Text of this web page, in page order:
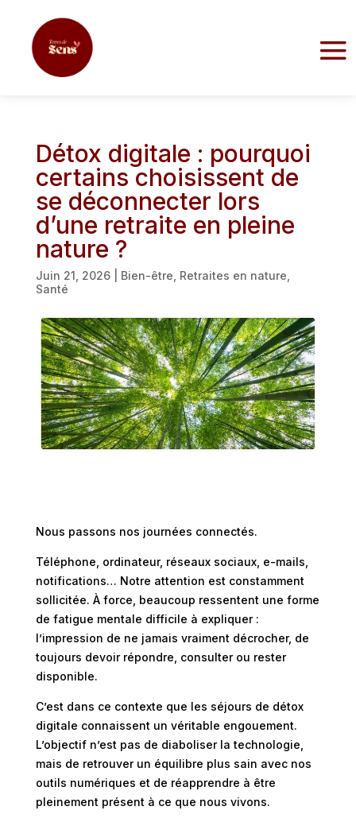
Détox digitale : pourquoi
certains choisissent de
se déconnecter lors
d’une retraite en pleine
nature ?
Juin 21, 2026| Bien-être Retraites en nature
Santé
Nous passons nos journées connectés.
Téléphone, ordinateur, réseaux sociaux, e-mails,
notifications… Notre attention est constamment
sollicitée. À force, beaucoup ressentent une forme
de fatigue mentale difficile à expliquer :
l’impression de ne jamais vraiment décrocher, de
toujours devoir répondre, consulter ou rester
disponible.
C’est dans ce contexte que les séjours de détox
digitale connaissent un véritable engouement.
L’objectif n’est pas de diaboliser la technologie,
mais de retrouver un équilibre plus sain avec nos
outils numériques et de réapprendre à être
pleinement présent à ce que nous vivons.